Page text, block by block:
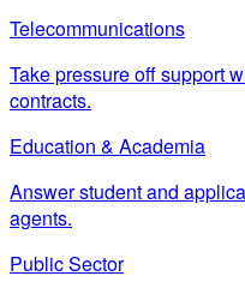
Telecommunications
Take pressure off support
contracts.
Education & Academia
Answer student and
agents.
Public Sector